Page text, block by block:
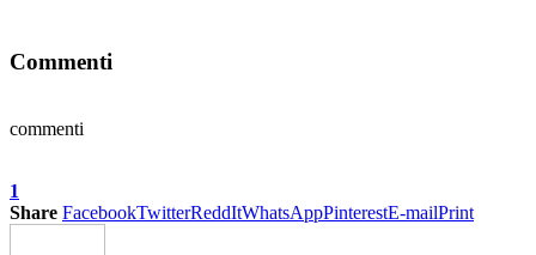
Commenti
commenti
1
Share FacebookTwitterReddItWhatsAppPinterestE-mailPrint